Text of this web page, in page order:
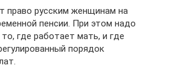
право русским женщинам на
пенсии. При этом надо
где работает мать, и где
порядок